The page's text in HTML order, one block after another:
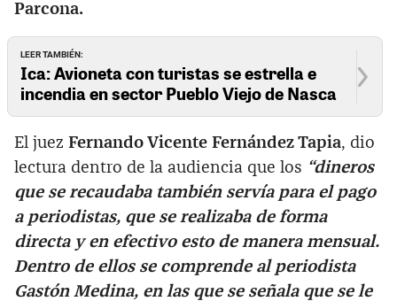
Parcona.
LEER TAMBIÉN:
Ica: Avioneta con turistas se estrella e
incendia en sector Pueblo Viejo de Nasca
El juez Fernando Vicente Fernández Tapia, dio
lectura dentro de la audiencia que los “dineros
que se recaudaba también servía para el pago
a periodistas, que se realizaba de forma
directa y en efectivo esto de manera mensual.
Dentro de ellos se comprende al periodista
Gastón Medina, en las que se señala que se le